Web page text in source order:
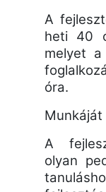
A
heti 40
melyet a
óra.
A
olyan